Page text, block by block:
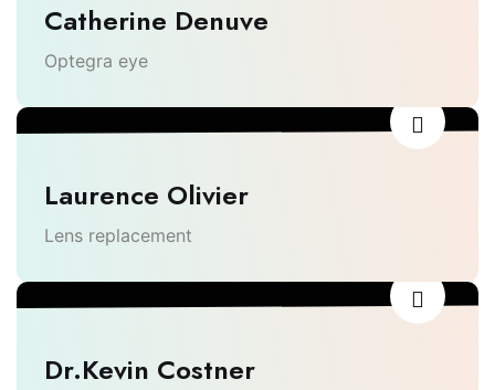
Catherine Denuve
Optegra eye
Laurence Olivier
Lens replacement
Dr.Kevin Costner